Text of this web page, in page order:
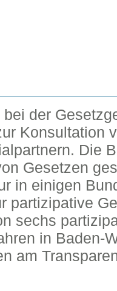
der
Konsultation
Die
Gesetzen
in einigen
partizipative
sechs
in Baden-
am